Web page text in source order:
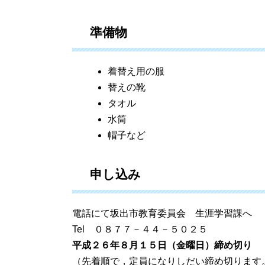
準備物
着替え用の服
替えの靴
タオル
水筒
帽子など
申し込み
電話にて坂出市教育委員会 生涯学習課へ
Tel ０８７７－４４－５０２５
平成２６年８月１５日（金曜日）締め切り
（先着順で，定員になりしだい締め切ります